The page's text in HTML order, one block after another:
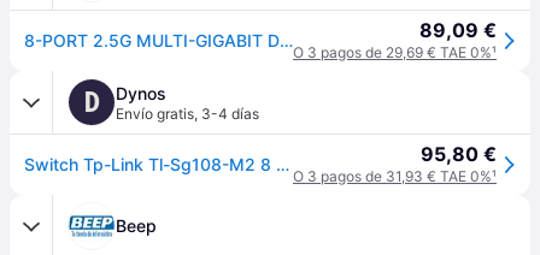
8-PORT 2.5G MULTI-GIGABIT DESKTOP SWITCH 8 2.5G RJ45 POR TS 89,09 €
O 3 pagos de 29,69 € TAE 0%¹
D Dynos
Envío gratis, 3-4 días
Switch Tp-Link Tl-Sg108-M2 8 Puertos 95,80 €
O 3 pagos de 31,93 € TAE 0%¹
Beep